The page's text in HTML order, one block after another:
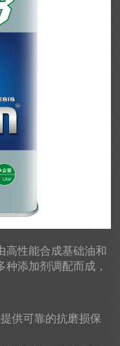
高性能合成基础油和
添加剂调配而成，
供可靠的抗磨损保